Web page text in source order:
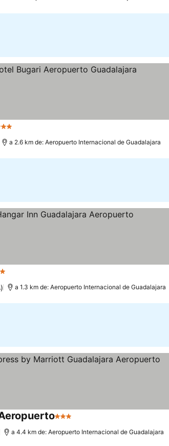
Estrellas
a 2.6 km de: Aeropuerto Internacional de Guadalajara
a 1.3 km de: Aeropuerto Internacional de Guadalajara
3 Estrellas
a 4.4 km de: Aeropuerto Internacional de Guadalajara